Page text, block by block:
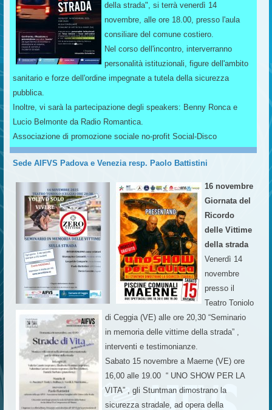
della strada", si terrà venerdì 14
novembre, alle ore 18.00, presso l'aula
consiliare del comune costiero.
Nel corso dell'incontro, interverranno
personalità istituzionali, figure dell'ambito
sanitario e forze dell'ordine impegnate a tutela della sicurezza
pubblica.
Inoltre, vi sarà la partecipazione degli speakers: Benny Ronca e
Lucio Belmonte da Radio Romantica.
Associazione di promozione sociale no-profit Social-Disco
Sede AIFVS Padova e Venezia resp. Paolo Battistini
16 novembre
Giornata del
Ricordo
delle Vittime
della strada
Venerdì 14
novembre
presso il
Teatro Toniolo
di Ceggia (VE) alle ore 20,30 “Seminario
in memoria delle vittime della strada” ,
interventi e testimonianze.
Sabato 15 novembre a Maerne (VE) ore
16,00 alle 19.00 “ UNO SHOW PER LA
VITA” , gli Stuntman dimostrano la
sicurezza stradale, ad opera della